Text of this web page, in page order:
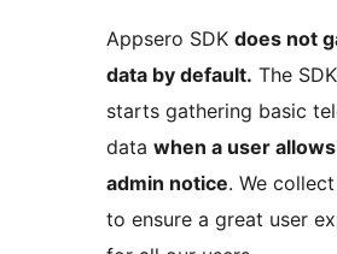
Appsero SDK does not
data by default. The
starts gathering basic
data when a user
admin notice. We
to ensure a great user